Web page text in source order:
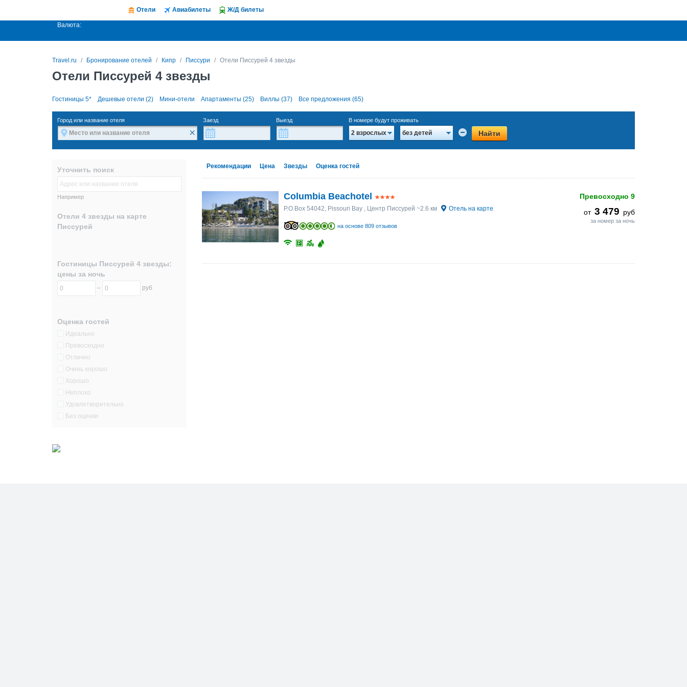
Отели Авиабилеты Ж/Д билеты
Валюта:
Travel.ru Бронирование отелей Кипр Писсури Отели Писсурей 4 звезды
Отели Писсурей 4 звезды
Гостиницы 5* Дешевые отели (2) Мини-отели Апартаменты (25) Виллы (37) Все предложения (65)
Город или название отеля
×
Заезд Выезд В номере будут проживать
2 взрослых без детей Найти
Уточнить поиск
Например
Отели 4 звезды на карте
Писсурей
Гостиницы Писсурей 4 звезды:
цены за ночь
– руб
Оценка гостей
Идеально
Превосходно
Отлично
Очень хорошо
Хорошо
Неплохо
Удовлетворительно
Без оценки
Рекомендации Цена Звезды Оценка гостей
Превосходно 9
от 3 479 руб
за номер за ночь
Columbia Beachotel
P.O.Box 54042, Pissouri Bay, Центр Писсурей ~2.6 км Отель на карте
на основе 809 отзывов